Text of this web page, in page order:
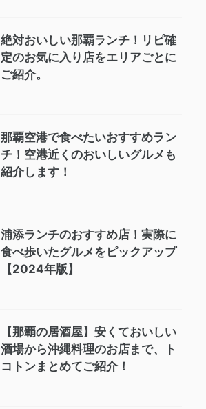
絶対おいしい那覇ランチ！リピ確
定のお気に入り店をエリアごとに
ご紹介。
那覇空港で食べたいおすすめラン
チ！空港近くのおいしいグルメも
紹介します！
浦添ランチのおすすめ店！実際に
食べ歩いたグルメをピックアップ
【2024年版】
【那覇の居酒屋】安くておいしい
酒場から沖縄料理のお店まで、ト
コトンまとめてご紹介！